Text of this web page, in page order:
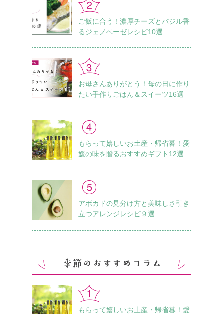
ご飯に合う！濃厚チーズとバジル香
るジェノベーゼレシピ10選
お母さんありがとう！母の日に作り
たい手作りごはん＆スイーツ16選
もらって嬉しいお土産・帰省暮！愛
媛の味を贈るおすすめギフト12選
アボカドの見分け方と美味しさ引き
立つアレンジレシピ９選
もらって嬉しいお土産・帰省暮！愛